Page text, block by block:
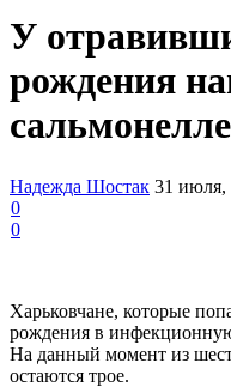
У
рождения
Надежда Шостак 31 июля,
0
0
Харьковчане, которые
рождения в
На данный момент из
остаются трое.